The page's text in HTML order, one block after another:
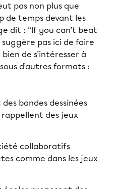
pas non plus que
de temps devant les
dit : “If you can’t beat
pas ici de faire
de s’intéresser à
d’autres formats :
bandes dessinées
des jeux
collaboratifs
comme dans les jeux